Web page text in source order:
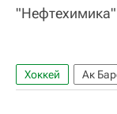
Хоккей Ак